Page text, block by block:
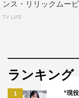
ンス・リリックムー
TV LIFE
ランキング
1
“現